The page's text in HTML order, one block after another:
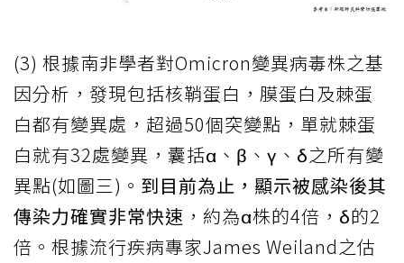
(3) 根據南非學者對Omicron變異病毒株之基
因分析，發現包括核鞘蛋白，膜蛋白及棘蛋
白都有變異處，超過50個突變點，單就棘蛋
白就有32處變異，囊括α、β、γ、δ之所有變
異點(如圖三)。 到目前為止，顯示被感染後其
傳染力確實非常快速 ，約為α株的4倍，δ的2
倍。根據流行疾病專家James Weiland之估